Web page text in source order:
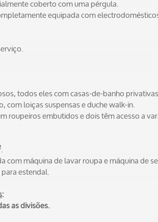
coberto com uma pérgula.
equipada com
todos eles com casas-de-banho
com loiças suspensas e duche walk-in.
roupeiros embutidos e dois têm acesso a
.
com máquina de lavar roupa e máquina de
estendal.
:
as divisões.